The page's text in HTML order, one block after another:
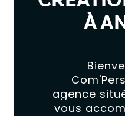
À
agence
vous